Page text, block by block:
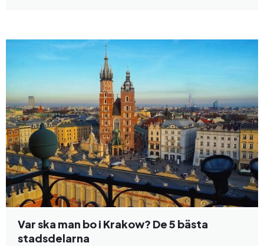
Var ska man bo i Krakow? De 5 bästa
stadsdelarna